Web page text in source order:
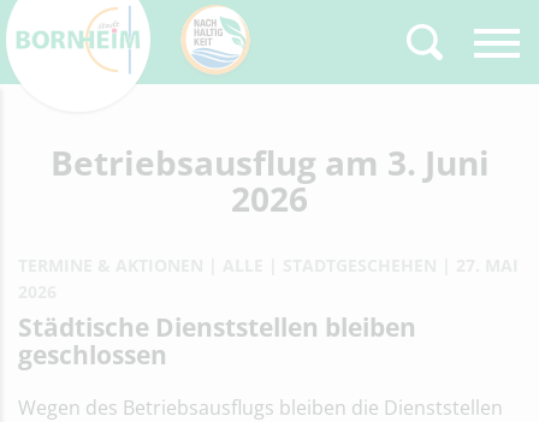
Zurück
Type 2 or more
characters for results.
Betriebsausflug am 3. Juni
2026
Städtische Dienststellen bleiben
geschlossen
Wegen des Betriebsausflugs bleiben die Dienststellen